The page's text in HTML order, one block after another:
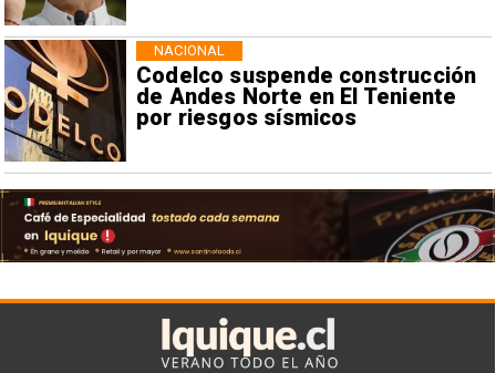
Codelco suspende construcción
de Andes Norte en El Teniente
por riesgos sísmicos
NACIONAL